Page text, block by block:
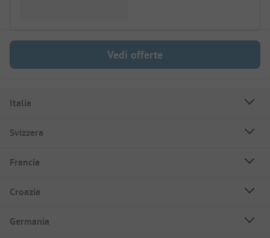
Vedi offerte
Italia
Svizzera
Francia
Croazia
Germania